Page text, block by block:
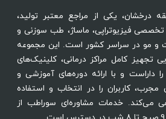
سال سابقه درخشان، یکی از مراجع معتبر تولید،
فیزیوتراپی، ماساژ، طب سوزنی و
و مو در سراسر کشور است. این مجموعه
تجهیز کامل مراکز درمانی، کلینیک‌های
داراست و با ارائه دوره‌های آموزشی و
مجرب، کاربران را در انتخاب و استفاده
می‌کند. خدمات مشاوره‌ای سوراطب از